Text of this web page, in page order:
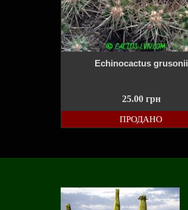
Echinocactus grusonii
25.00 грн
ПРОДАНО